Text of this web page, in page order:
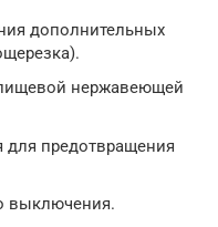
дополнительных
нержавеющей
для предотвращения
выключения.